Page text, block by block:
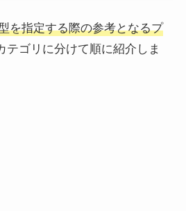
を指定する際の参考となるプ
テゴリに分けて順に紹介しま